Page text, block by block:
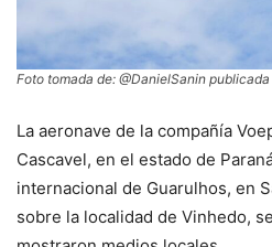
Foto tomada de: @DanielSanin publicada
La aeronave de la compañía
Cascavel, en el estado de
internacional de Guarulhos, en
sobre la localidad de Vinhedo,